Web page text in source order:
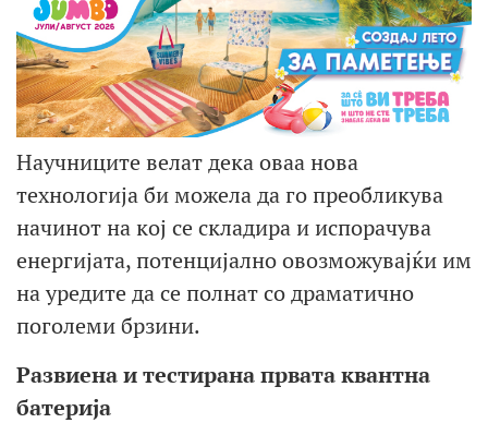
Научниците велат дека оваа нова
технологија би можела да го преобликува
начинот на кој се складира и испорачува
енергијата, потенцијално овозможувајќи им
на уредите да се полнат со драматично
поголеми брзини.
Развиена и тестирана првата квантна
батерија